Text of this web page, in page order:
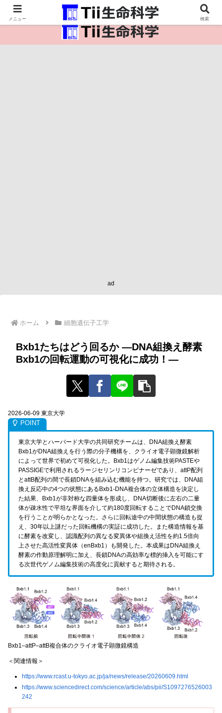
医療保健・生命・生物の情報インフラ。
ad
ホーム 細胞遺伝子工学
Bxb1たちはどう回るか ―DNA組換え酵素
Bxb1の回転運動の可視化に成功！―
2026-06-09 東京大学
東京大学とハーバード大学の共同研究チームは、DNA組換え酵素
Bxb1がDNA組換えを行う際の分子機構を、クライオ電子顕微鏡解析
によって世界で初めて可視化した。Bxb1はゲノム編集技術PASTEや
PASSIGEで利用されるラージセリンリコンビナーゼであり、attP配列
とattB配列の間で長鎖DNAを組み込む機能を持つ。研究では、DNA組
換え反応中の4つの状態にあるBxb1-DNA複合体の立体構造を決定し
た結果、Bxb1が非対称な四量体を形成し、DNA切断後に左右の二量
体が疎水性で平坦な界面を介して約180度回転することでDNA鎖交換
を行うことが明らかとなった。さらに回転途中の中間状態の構造も捉
え、30年以上謎だった回転機構の実証に成功した。また構造情報を基
に酵素を改変し、認識配列の異なる変異体や組換え活性を約1.5倍向
上させた高活性変異体（enBxb1）も開発した。本成果はDNA組換え
酵素の作動原理解明に加え、長鎖DNAの高効率な標的挿入を可能にす
る次世代ゲノム編集技術の高度化に貢献すると期待される。
Bxb1–attP–attB複合体のクライオ電子顕微鏡構造
＜関連情報＞
https://www.rcast.u-tokyo.ac.jp/ja/news/release/20260609.html
https://www.sciencedirect.com/science/article/abs/pii/S1097276526003
242
メニュー 検索